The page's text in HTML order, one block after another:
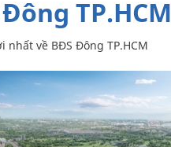
Đông TP.HCM
nhất về BĐS Đông TP.HCM